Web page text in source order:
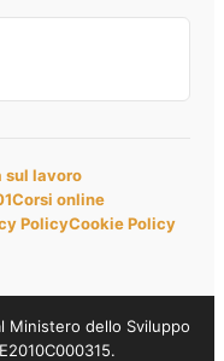
sul lavoro
Corsi online
PolicyCookie Policy
Ministero dello Sviluppo